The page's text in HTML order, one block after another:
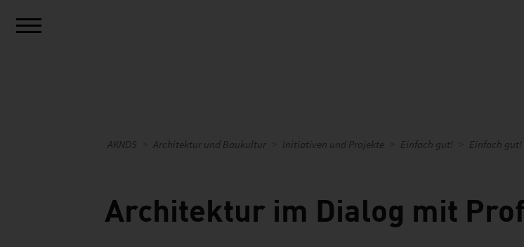
AKNDS Architektur und Baukultur Initiativen und Projekte Einfach gut! Einfach
Architektur im Dialog mit